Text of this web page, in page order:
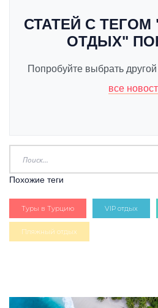
СТАТЕЙ С
ОТДЫХ"
Попробуйте выбрать другой
все
Похожие теги
Туры в Турцию VIP отдых
Пляжный отдых